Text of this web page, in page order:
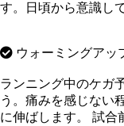
す。日頃から意識し
ウォーミングアッ
ランニング中のケガ
う。痛みを感じない
に伸ばします。 試合